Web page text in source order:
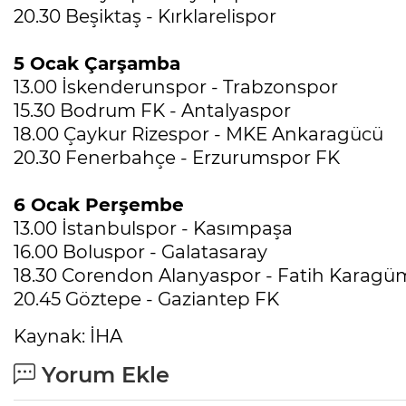
20.30 Beşiktaş - Kırklarelispor
5 Ocak Çarşamba
13.00 İskenderunspor - Trabzonspor
15.30 Bodrum FK - Antalyaspor
18.00 Çaykur Rizespor - MKE Ankaragücü
20.30 Fenerbahçe - Erzurumspor FK
6 Ocak Perşembe
13.00 İstanbulspor - Kasımpaşa
16.00 Boluspor - Galatasaray
18.30 Corendon Alanyaspor - Fatih
20.45 Göztepe - Gaziantep FK
Kaynak: İHA
Yorum Ekle